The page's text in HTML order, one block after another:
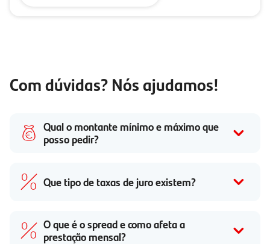
Com dúvidas? Nós ajudamos!
Qual o montante mínimo e máximo que
posso pedir?
Que tipo de taxas de juro existem?
O que é o spread e como afeta a
prestação mensal?